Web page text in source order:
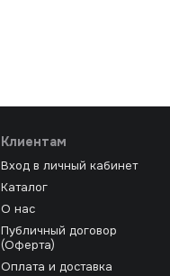
Клиентам
Вход в личный кабинет
Каталог
О нас
Публичный договор
(Оферта)
Оплата и доставка